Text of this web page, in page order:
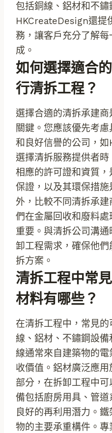
包括銅線、鋁材和不鏽
HKCreateDesign還提
務，讓客戶充分了解
成。
如何選擇適合
行清拆工程？
選擇合適的清拆承建
關鍵。您應該優先考
和良好信譽的公司，
選擇清拆服務提供者
相應的許可證和資質
保證，以及其環保措
外，比較不同清拆承
們在金屬回收和廢料
重要。與清拆公司溝
卸工程需求，確保他
拆方案。
清拆工程中常
材料有哪些？
在清拆工程中，常見
線、鋁材、不鏽鋼設
線通常來自建築物的
收價值。鋁材廣泛應
部分，在拆卸工程中
備包括廚房用具、管
良好的再利用潛力。
物的主要承重構件。